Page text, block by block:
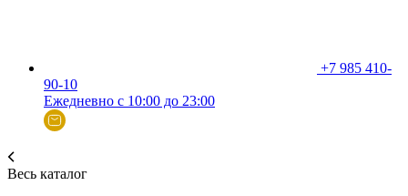
+7 985 410-
90-10
Ежедневно с 10:00 до 23:00
Весь каталог